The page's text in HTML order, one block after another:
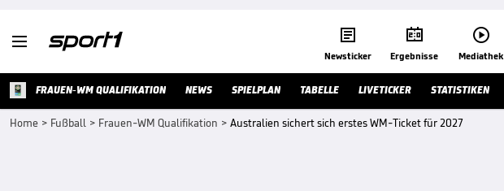
 
Newsticker

Ergebnisse

Mediathek
FRAUEN-WM QUALIFIKATION NEWS SPIELPLAN TABELLE LIVETICKER STATISTIKEN
Home > Fußball > Frauen-WM Qualifikation > Australien sichert sich erstes WM-Ticket für 2027